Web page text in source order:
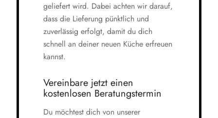
geliefert wird. Dabei achten wir darauf,
dass die Lieferung pünktlich und
zuverlässig erfolgt, damit du dich
schnell an deiner neuen Küche erfreuen
kannst.
Vereinbare jetzt einen
kostenlosen Beratungstermin
Du möchtest dich von unserer